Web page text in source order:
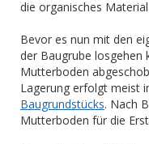
die organisches
Bevor es nun mit den
der Baugrube losgehen
Mutterboden
Lagerung erfolgt meist
Baugrundstücks. Nach
Mutterboden für die